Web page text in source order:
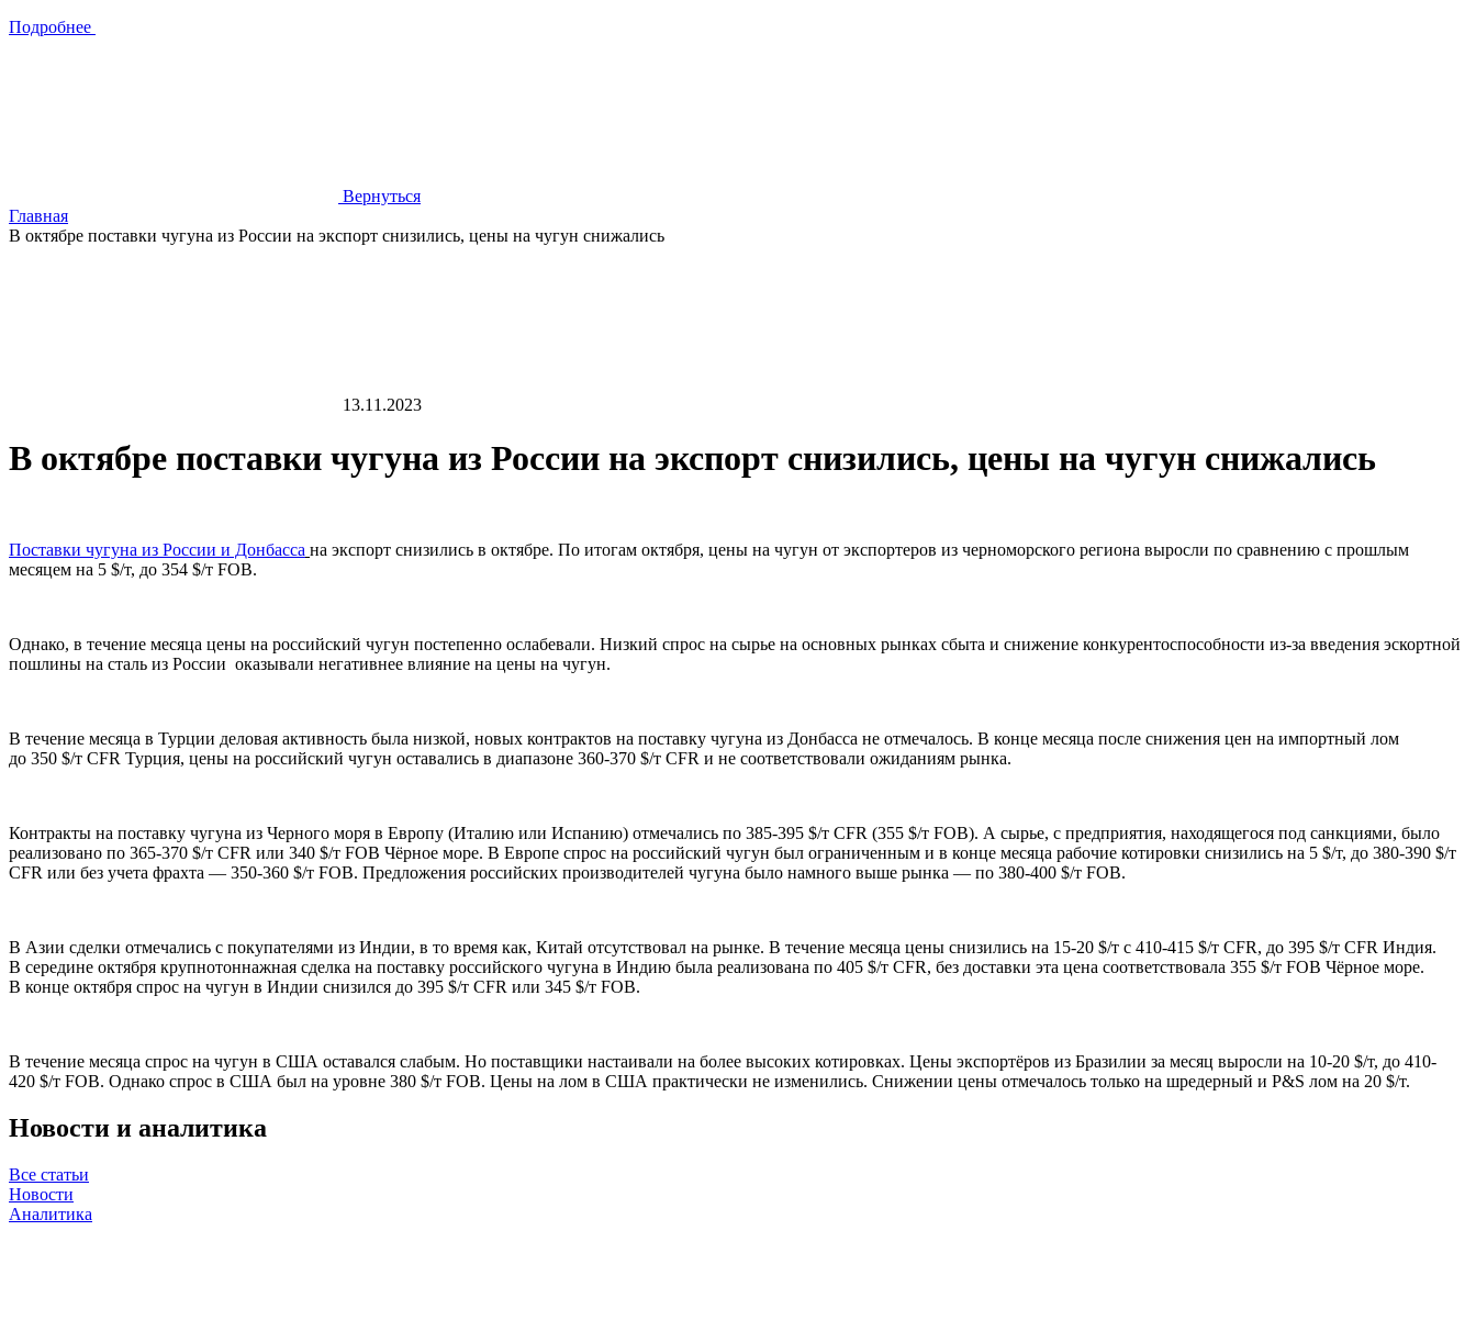
Подробнее
Вернуться
Главная
В октябре поставки чугуна из России на экспорт снизились, цены на чугун снижались
13.11.2023
В октябре поставки чугуна из России на экспорт снизились, цены на чугун снижались
Поставки чугуна из России и Донбасса на экспорт снизились в октябре. По итогам октября, цены на чугун от экспортеров из черноморского региона выросли по сравнению с прошлым
месяцем на 5 $/т, до 354 $/т FOB.
Однако, в течение месяца цены на российский чугун постепенно ослабевали. Низкий спрос на сырье на основных рынках сбыта и снижение конкурентоспособности из-за введения эскортной
пошлины на сталь из России оказывали негативнее влияние на цены на чугун.
В течение месяца в Турции деловая активность была низкой, новых контрактов на поставку чугуна из Донбасса не отмечалось. В конце месяца после снижения цен на импортный лом
до 350 $/т CFR Турция, цены на российский чугун оставались в диапазоне 360-370 $/т CFR и не соответствовали ожиданиям рынка.
Контракты на поставку чугуна из Черного моря в Европу (Италию или Испанию) отмечались по 385-395 $/т CFR (355 $/т FOB). А сырье, с предприятия, находящегося под санкциями, было
реализовано по 365-370 $/т CFR или 340 $/т FOB Чёрное море. В Европе спрос на российский чугун был ограниченным и в конце месяца рабочие котировки снизились на 5 $/т, до 380-390 $/т
CFR или без учета фрахта — 350-360 $/т FOB. Предложения российских производителей чугуна было намного выше рынка — по 380-400 $/т FOB.
В Азии сделки отмечались с покупателями из Индии, в то время как, Китай отсутствовал на рынке. В течение месяца цены снизились на 15-20 $/т с 410-415 $/т CFR, до 395 $/т CFR Индия.
В середине октября крупнотоннажная сделка на поставку российского чугуна в Индию была реализована по 405 $/т CFR, без доставки эта цена соответствовала 355 $/т FOB Чёрное море.
В конце октября спрос на чугун в Индии снизился до 395 $/т CFR или 345 $/т FOB.
В течение месяца спрос на чугун в США оставался слабым. Но поставщики настаивали на более высоких котировках. Цены экспортёров из Бразилии за месяц выросли на 10-20 $/т, до 410-
420 $/т FOB. Однако спрос в США был на уровне 380 $/т FOB. Цены на лом в США практически не изменились. Снижении цены отмечалось только на шредерный и P&S лом на 20 $/т.
Новости и аналитика
Все статьи
Новости
Аналитика